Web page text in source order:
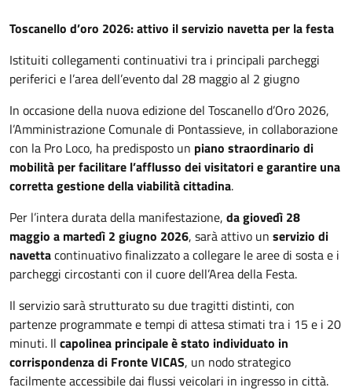
Descrizione
Toscanello d’oro 2026: attivo il servizio navetta per la festa
Istituiti collegamenti continuativi tra i principali parcheggi
periferici e l’area dell’evento dal 28 maggio al 2 giugno
In occasione della nuova edizione del Toscanello d’Oro 2026,
l’Amministrazione Comunale di Pontassieve, in collaborazione
con la Pro Loco, ha predisposto un piano straordinario di
mobilità per facilitare l’afflusso dei visitatori e garantire una
corretta gestione della viabilità cittadina.
Per l’intera durata della manifestazione, da giovedì 28
maggio a martedì 2 giugno 2026, sarà attivo un servizio di
navettacontinuativo finalizzato a collegare le aree di sosta e i
parcheggi circostanti con il cuore dell’Area della Festa.
Il servizio sarà strutturato su due tragitti distinti, con
partenze programmate e tempi di attesa stimati tra i 15 e i 20
minuti. Il capolinea principale è stato individuato in
corrispondenza di Fronte VICAS, un nodo strategico
facilmente accessibile dai flussi veicolari in ingresso in città.